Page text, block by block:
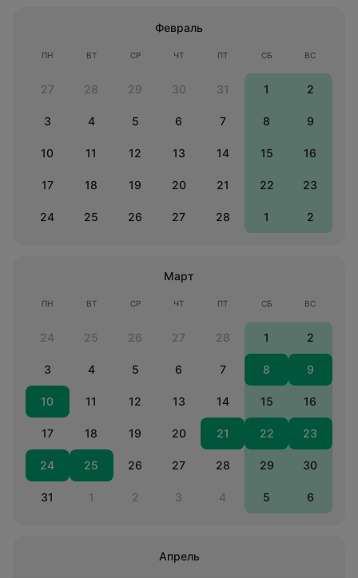
Февраль
ПН ВТ СР ЧТ ПТ СБ ВС
27 28 29 30 31 1 2
3 4 5 6 7 8 9
10 11 12 13 14 15 16
17 18 19 20 21 22 23
24 25 26 27 28 1 2
Март
ПН ВТ СР ЧТ ПТ СБ ВС
24 25 26 27 28 1 2
3 4 5 6 7 8 9
10 11 12 13 14 15 16
17 18 19 20 21 22 23
24 25 26 27 28 29 30
31 1 2 3 4 5 6
Апрель